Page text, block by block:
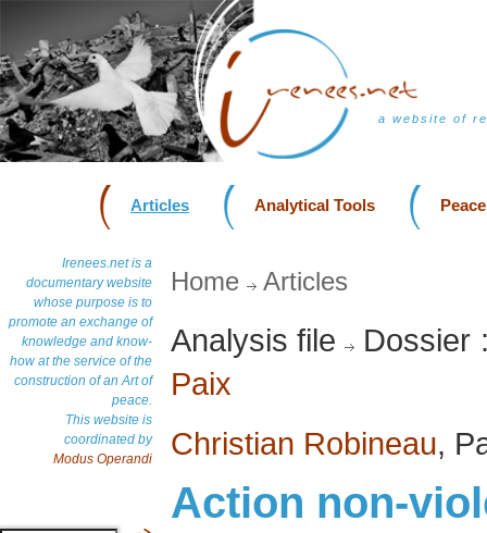
a website of
Articles Analytical Tools
Irenees.net is a
documentary website
whose purpose is to
promote an exchange of
knowledge and know-
how at the service of the
construction of an Art of
peace.
This website is
coordinated by
Modus Operandi
Home Articles
Analysis file Dossier
Paix
Christian Robineau,
Action non-